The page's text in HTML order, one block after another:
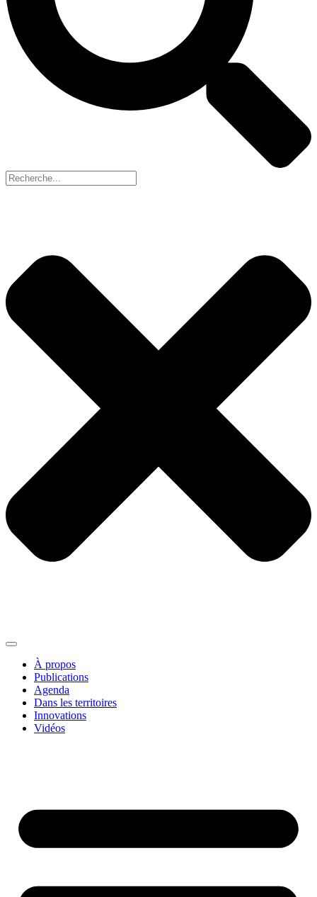
À propos
Publications
Agenda
Dans les territoires
Innovations
Vidéos